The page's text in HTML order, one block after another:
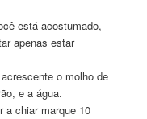
está acostumado,
apenas estar
o molho de
e a água.
a chiar marque 10